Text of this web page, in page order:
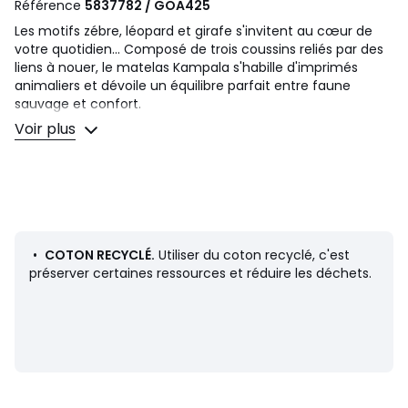
Référence 5837782 / GOA425
Les motifs zébre, léopard et girafe s'invitent au cœur de
votre quotidien... Composé de trois coussins reliés par des
liens à nouer, le matelas Kampala s'habille d'imprimés
animaliers et dévoile un équilibre parfait entre faune
sauvage et confort.
Une rencontre orchestrée par les designers La Redoute
Intérieurs.
• 3 imprimés différents : girafe, zèbre et léopard
• 3 coussins reliés par liens d'attaches
• Finition capitonnée
Voir plus
• COTON RECYCLÉ. Utiliser du coton recyclé, c'est
préserver certaines ressources et réduire les déchets.